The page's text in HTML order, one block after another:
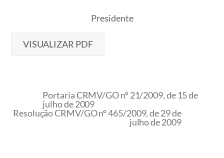
Presidente
VISUALIZAR PDF
Portaria CRMV/GO nº 21/2009, de 15 de
julho de 2009
Resolução CRMV/GO nº 465/2009, de 29 de
julho de 2009